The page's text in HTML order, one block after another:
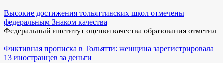
Высокие достижения тольяттинских школ отмечены
федеральным Знаком качества
Федеральный институт оценки качества образования отметил
Фиктивная прописка в Тольятти: женщина зарегистрировала
13 иностранцев за деньги